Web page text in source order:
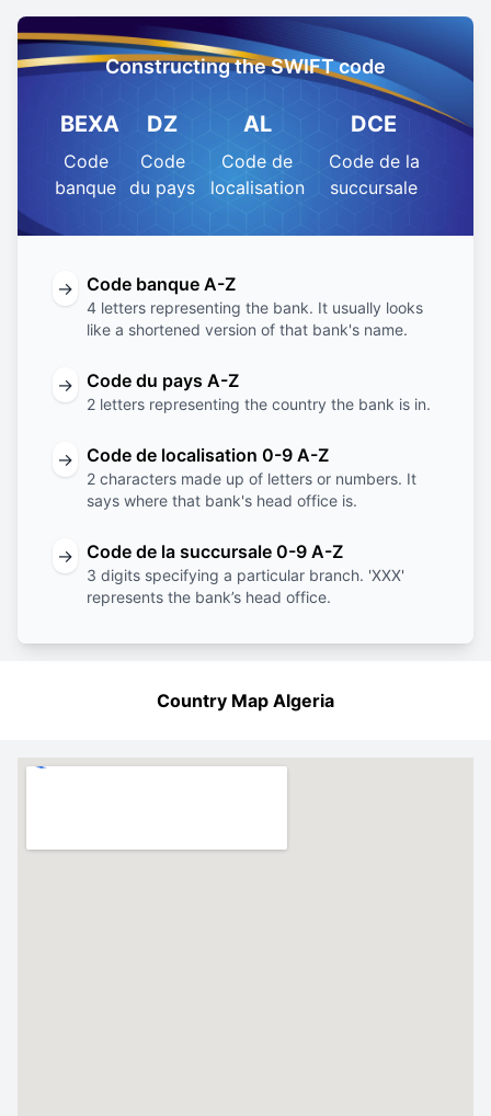
Constructing the SWIFT code
BEXA
Code
banque
DZ
Code
du pays
AL
Code de
localisation
DCE
Code de la
succursale
→ Code banque A-Z
4 letters representing the bank. It usually looks
like a shortened version of that bank's name.
→ Code du pays A-Z
2 letters representing the country the bank is in.
→ Code de localisation 0-9 A-Z
2 characters made up of letters or numbers. It
says where that bank's head office is.
→ Code de la succursale 0-9 A-Z
3 digits specifying a particular branch. 'XXX'
represents the bank’s head office.
Country Map Algeria